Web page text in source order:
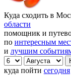
Куда сходить в
области
помощник и
по интересным
и лучшим
куда пойти сегодня